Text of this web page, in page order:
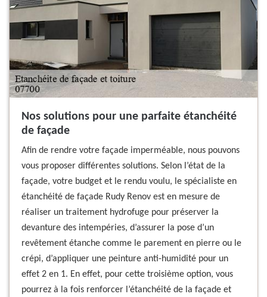
Nos solutions pour une parfaite étanchéité
de façade
Afin de rendre votre façade imperméable, nous pouvons
vous proposer différentes solutions. Selon l’état de la
façade, votre budget et le rendu voulu, le spécialiste en
étanchéité de façade Rudy Renov est en mesure de
réaliser un traitement hydrofuge pour préserver la
devanture des intempéries, d’assurer la pose d’un
revêtement étanche comme le parement en pierre ou le
crépi, d’appliquer une peinture anti-humidité pour un
effet 2 en 1. En effet, pour cette troisième option, vous
pourrez à la fois renforcer l’étanchéité de la façade et